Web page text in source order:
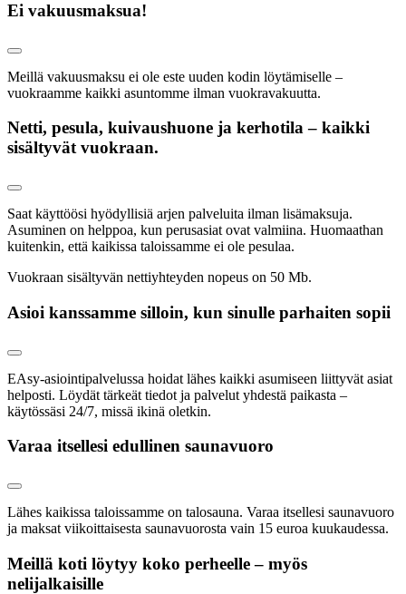
Ei vakuusmaksua!
Meillä vakuusmaksu ei ole este uuden kodin löytämiselle –
vuokraamme kaikki asuntomme ilman vuokravakuutta.
Netti, pesula, kuivaushuone ja kerhotila – kaikki
sisältyvät vuokraan.
Saat käyttöösi hyödyllisiä arjen palveluita ilman lisämaksuja.
Asuminen on helppoa, kun perusasiat ovat valmiina. Huomaathan
kuitenkin, että kaikissa taloissamme ei ole pesulaa.
Vuokraan sisältyvän nettiyhteyden nopeus on 50 Mb.
Asioi kanssamme silloin, kun sinulle parhaiten sopii
EAsy-asiointipalvelussa hoidat lähes kaikki asumiseen liittyvät asiat
helposti. Löydät tärkeät tiedot ja palvelut yhdestä paikasta –
käytössäsi 24/7, missä ikinä oletkin.
Varaa itsellesi edullinen saunavuoro
Lähes kaikissa taloissamme on talosauna. Varaa itsellesi saunavuoro
ja maksat viikoittaisesta saunavuorosta vain 15 euroa kuukaudessa.
Meillä koti löytyy koko perheelle – myös
nelijalkaisille